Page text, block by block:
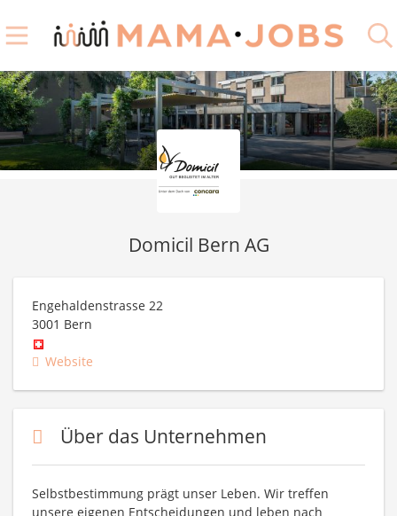
Domicil Bern AG
Engehaldenstrasse 22
3001 Bern
Website
Über das Unternehmen
Selbstbestimmung prägt unser Leben. Wir treffen
unsere eigenen Entscheidungen und leben nach